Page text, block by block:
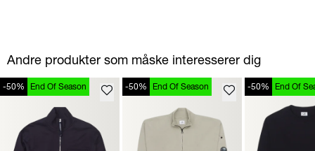
Andre produkter som måske interesserer dig
-50% End Of Season -50% End Of Season -50% End Of